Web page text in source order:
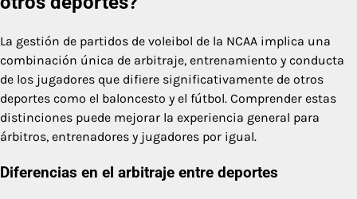
La gestión de partidos de voleibol de la NCAA implica una
combinación única de arbitraje, entrenamiento y conducta
de los jugadores que difiere significativamente de otros
deportes como el baloncesto y el fútbol. Comprender estas
distinciones puede mejorar la experiencia general para
árbitros, entrenadores y jugadores por igual.
Diferencias en el arbitraje entre deportes